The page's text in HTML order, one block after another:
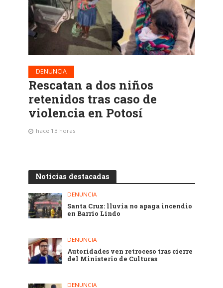
DENUNCIA
Rescatan a dos niños
retenidos tras caso de
violencia en Potosí
hace 13 horas
Noticias destacadas
DENUNCIA
Santa Cruz: lluvia no apaga incendio
en Barrio Lindo
DENUNCIA
Autoridades ven retroceso tras cierre
del Ministerio de Culturas
DENUNCIA